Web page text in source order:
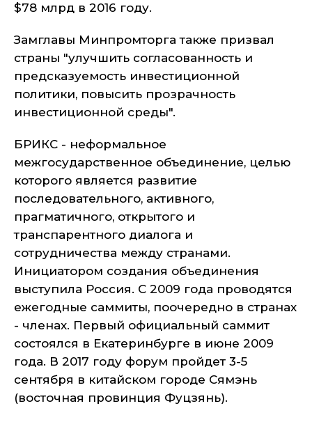
$78 млрд в 2016 году.
Замглавы Минпромторга также призвал
страны "улучшить согласованность и
предсказуемость инвестиционной
политики, повысить прозрачность
инвестиционной среды".
БРИКС - неформальное
межгосударственное объединение, целью
которого является развитие
последовательного, активного,
прагматичного, открытого и
транспарентного диалога и
сотрудничества между странами.
Инициатором создания объединения
выступила Россия. С 2009 года проводятся
ежегодные саммиты, поочередно в странах
- членах. Первый официальный саммит
состоялся в Екатеринбурге в июне 2009
года. В 2017 году форум пройдет 3-5
сентября в китайском городе Сямэнь
(восточная провинция Фуцзянь).